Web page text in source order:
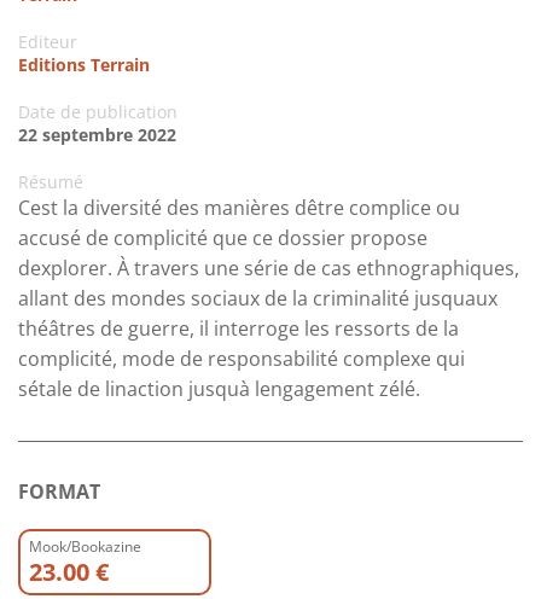
Editeur
Editions Terrain
Date de publication
22 septembre 2022
Résumé
Cest la diversité des manières dêtre complice ou
accusé de complicité que ce dossier propose
dexplorer. À travers une série de cas ethnographiques,
allant des mondes sociaux de la criminalité jusquaux
théâtres de guerre, il interroge les ressorts de la
complicité, mode de responsabilité complexe qui
sétale de linaction jusquà lengagement zélé.
FORMAT
Mook/Bookazine
23.00 €